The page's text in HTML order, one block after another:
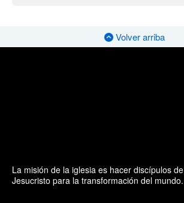
Volver arriba
La misión de la iglesia es hacer discípulos de
Jesucristo para la transformación del mundo.